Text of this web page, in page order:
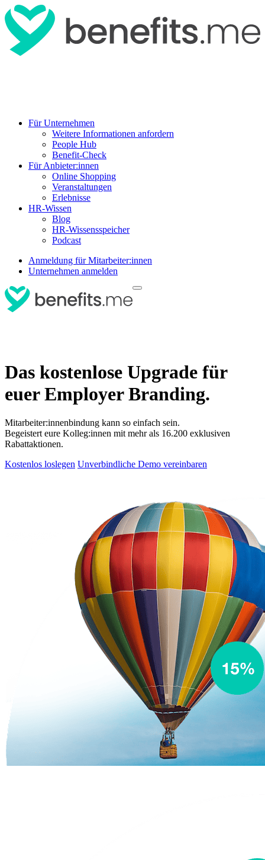
Für Unternehmen
Weitere Informationen anfordern
People Hub
Benefit-Check
Für Anbieter:innen
Online Shopping
Veranstaltungen
Erlebnisse
HR-Wissen
Blog
HR-Wissensspeicher
Podcast
Anmeldung für Mitarbeiter:innen
Unternehmen anmelden
Das kostenlose Upgrade für
euer Employer Branding.
Mitarbeiter:innenbindung kann so einfach sein.
Begeistert eure Kolleg:innen mit mehr als 16.200 exklusiven
Rabattaktionen.
Kostenlos loslegen Unverbindliche Demo vereinbaren